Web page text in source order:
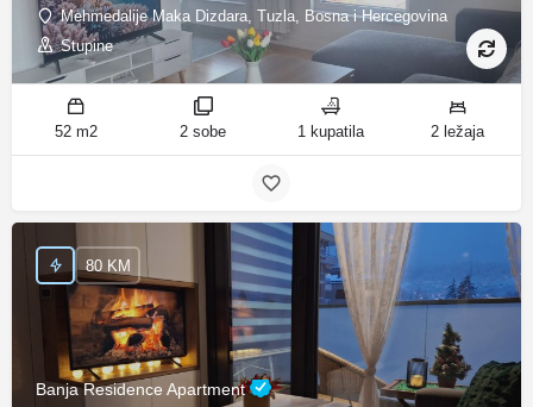
Mehmedalije Maka Dizdara, Tuzla, Bosna i Hercegovina
Stupine
52 m2 2 sobe 1 kupatila 2 ležaja
Banja Residence Apartment
80 KM